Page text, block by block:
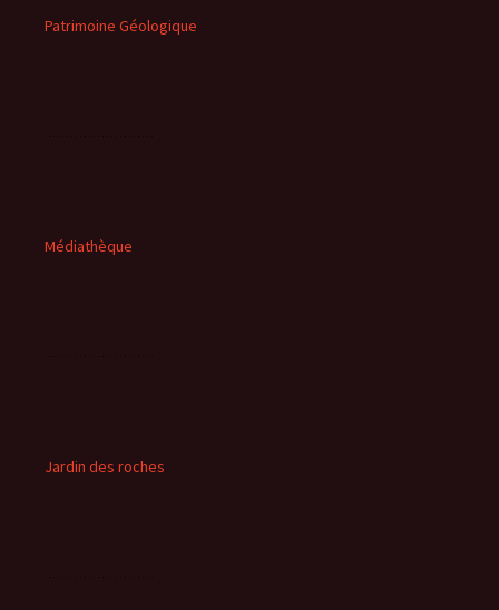
Patrimoine Géologique
Médiathèque
Jardin des roches